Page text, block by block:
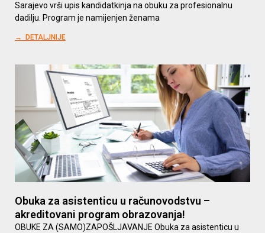
Sarajevo vrši upis kandidatkinja na obuku za profesionalnu
dadilju. Program je namijenjen ženama
→ DETALJNIJE
Obuka za asistenticu u računovodstvu –
akreditovani program obrazovanja!
OBUKE ZA (SAMO)ZAPOŠLJAVANJE Obuka za asistenticu u